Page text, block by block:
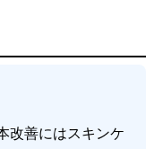
改善にはスキンケ